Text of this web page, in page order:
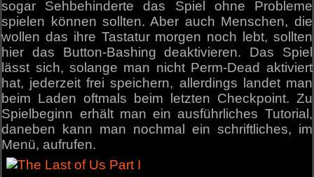
sogar Sehbehinderte das Spiel ohne Probleme
spielen können sollten. Aber auch Menschen, die
wollen das ihre Tastatur morgen noch lebt, sollten
hier das Button-Bashing deaktivieren. Das Spiel
lässt sich, solange man nicht Perm-Dead aktiviert
hat, jederzeit frei speichern, allerdings landet man
beim Laden oftmals beim letzten Checkpoint. Zu
Spielbeginn erhält man ein ausführliches Tutorial,
daneben kann man nochmal ein schriftliches, im
Menü, aufrufen.